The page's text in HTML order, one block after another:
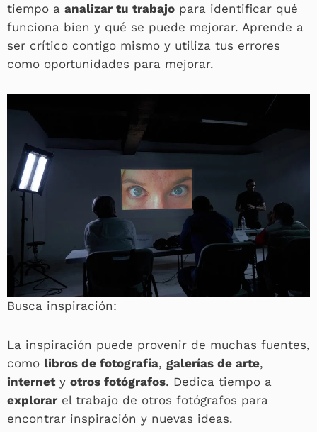
tiempo a analizar tu trabajo para identificar qué
funciona bien y qué se puede mejorar. Aprende a
ser crítico contigo mismo y utiliza tus errores
como oportunidades para mejorar.
Busca inspiración:
La inspiración puede provenir de muchas fuentes,
como libros de fotografía, galerías de arte,
internety otros fotógrafos. Dedica tiempo a
explorar el trabajo de otros fotógrafos para
encontrar inspiración y nuevas ideas.